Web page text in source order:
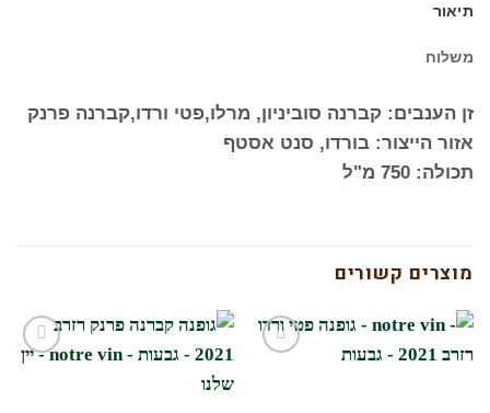
תיאור
משלוח
זן הענבים: קברנה סוביניון, מרלו,פטי ורדו,קברנה פרנק
אזור הייצור: בורדו, סנט אסטף
תכולה: 750 מ"ל
מוצרים קשורים